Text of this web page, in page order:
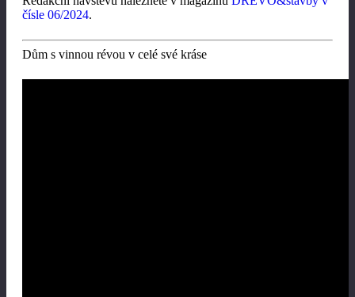
čísle 06/2024.
Dům s vinnou révou v celé své kráse